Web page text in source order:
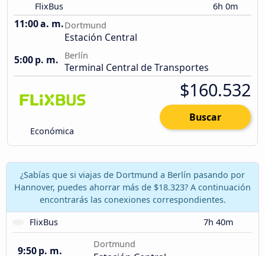
FlixBus 6h 0m
11:00 a. m.Dortmund
Estación Central
5:00 p. m.
Berlín
Terminal Central de Transportes
Económica
$160.532
Buscar
¿Sabías que si viajas de Dortmund a Berlín pasando por
Hannover, puedes ahorrar más de $18.323? A continuación
encontrarás las conexiones correspondientes.
FlixBus
7h 40m
9:50 p. m.
Dortmund